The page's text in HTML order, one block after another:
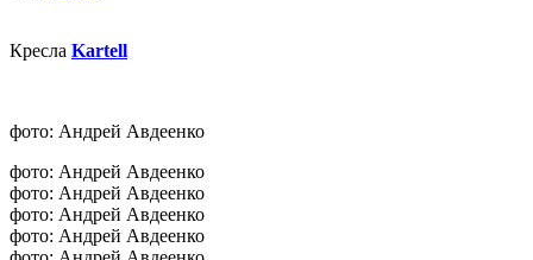
Кресла Kartell
фото: Андрей Авдеенко
фото: Андрей Авдеенко
фото: Андрей Авдеенко
фото: Андрей Авдеенко
фото: Андрей Авдеенко